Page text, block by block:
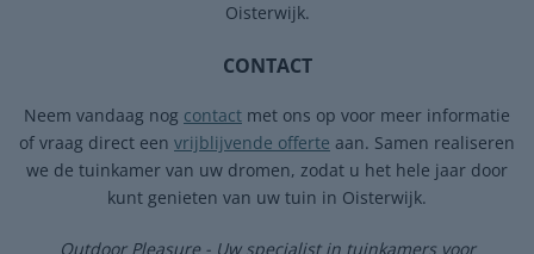
Oisterwijk.
CONTACT
Neem vandaag nog contact met ons op voor meer informatie
of vraag direct een vrijblijvende offerte aan. Samen realiseren
we de tuinkamer van uw dromen, zodat u het hele jaar door
kunt genieten van uw tuin in Oisterwijk.
Outdoor Pleasure - Uw specialist in tuinkamers voor